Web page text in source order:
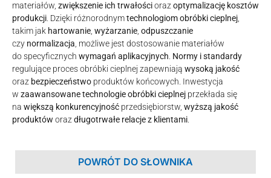
materiałów, zwiększenie ich trwałościorazoptymalizację kosztów
produkcji. Dzięki różnorodnymtechnologiom obróbki cieplnej,
takim jak hartowanie, wyżarzanie, odpuszczanie
czy normalizacja, możliwe jest dostosowanie materiałów
do specyficznych wymagań aplikacyjnych. Normy i standardy
regulujące proces obróbki cieplnej zapewniają wysoką jakość
oraz bezpieczeństwo produktów końcowych. Inwestycja
w zaawansowane technologie obróbki cieplnej przekłada się
na większą konkurencyjność przedsiębiorstw, wyższą jakość
produktów orazdługotrwałe relacje z klientami.
POWRÓT DO SŁOWNIKA